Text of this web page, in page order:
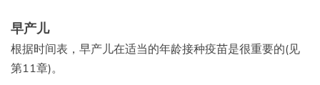
早产儿
根据时间表，早产儿在适当的年龄接种疫苗是很重要的(见
第11章)。